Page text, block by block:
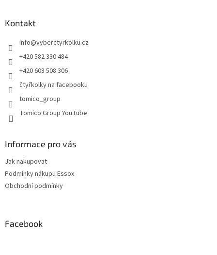
Kontakt
info@vyberctyrkolku.cz
+420 582 330 484
+420 608 508 306
čtyřkolky na facebooku
tomico_group
Tomico Group YouTube
Informace pro vás
Jak nakupovat
Podmínky nákupu Essox
Obchodní podmínky
Facebook